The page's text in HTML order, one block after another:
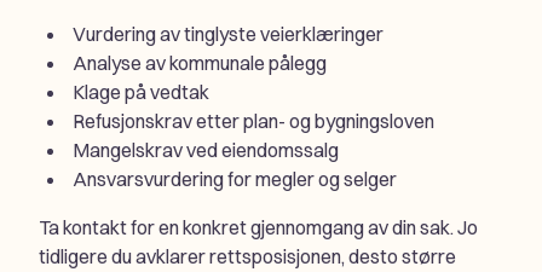
Vurdering av tinglyste veierklæringer
Analyse av kommunale pålegg
Klage på vedtak
Refusjonskrav etter plan- og bygningsloven
Mangelskrav ved eiendomssalg
Ansvarsvurdering for megler og selger
Ta kontakt for en konkret gjennomgang av din sak. Jo
tidligere du avklarer rettsposisjonen, desto større